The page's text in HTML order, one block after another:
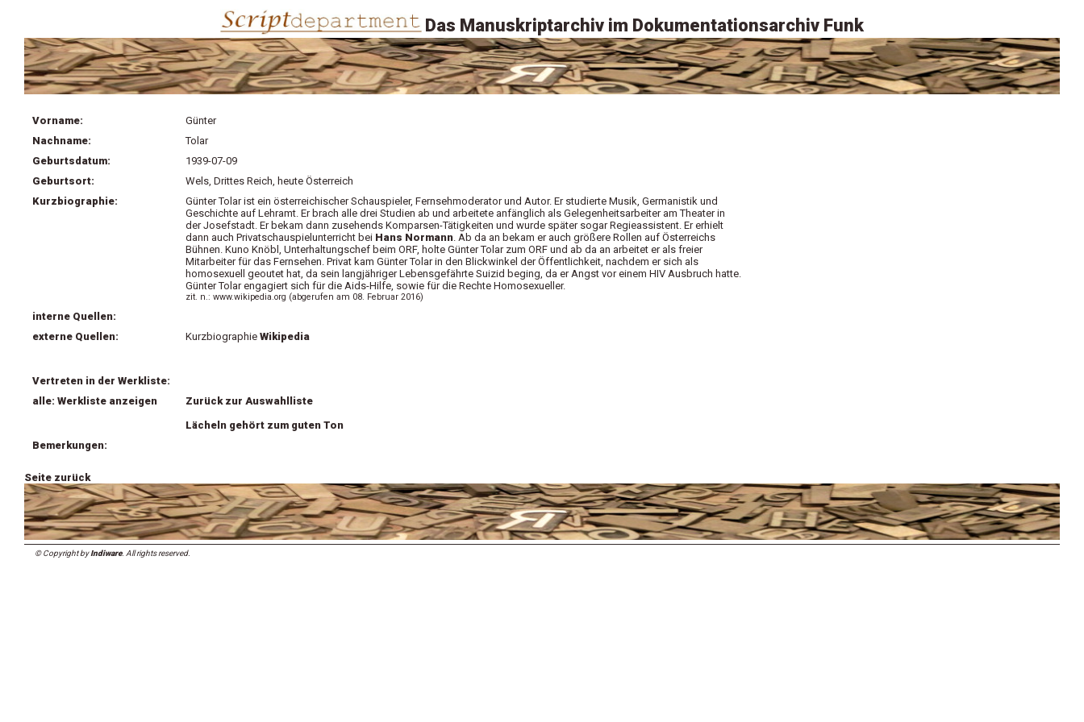
Das Manuskriptarchiv im Dokumentationsarchiv Funk
Vorname:
Günter
Nachname:
Tolar
Geburtsdatum:
1939-07-09
Geburtsort:
Wels, Drittes Reich, heute Österreich
Kurzbiographie:
Günter Tolar ist ein österreichischer Schauspieler, Fernsehmoderator und Autor. Er studierte Musik, Germanistik und
Geschichte auf Lehramt. Er brach alle drei Studien ab und arbeitete anfänglich als Gelegenheitsarbeiter am Theater in
der Josefstadt. Er bekam dann zusehends Komparsen-Tätigkeiten und wurde später sogar Regieassistent. Er erhielt
dann auch Privatschauspielunterricht bei Hans Normann. Ab da an bekam er auch größere Rollen auf Österreichs
Bühnen. Kuno Knöbl, Unterhaltungschef beim ORF, holte Günter Tolar zum ORF und ab da an arbeitet er als freier
Mitarbeiter für das Fernsehen. Privat kam Günter Tolar in den Blickwinkel der Öffentlichkeit, nachdem er sich als
homosexuell geoutet hat, da sein langjähriger Lebensgefährte Suizid beging, da er Angst vor einem HIV Ausbruch hatte.
Günter Tolar engagiert sich für die Aids-Hilfe, sowie für die Rechte Homosexueller.
zit. n.: www.wikipedia.org (abgerufen am 08. Februar 2016)
interne Quellen:
externe Quellen:
Kurzbiographie Wikipedia
Vertreten in der Werkliste:
alle: Werkliste anzeigen
Zurück zur Auswahlliste
Lächeln gehört zum guten Ton
Bemerkungen:
Seite zurück
© Copyright byIndiware. All rights reserved.